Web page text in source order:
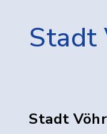
Stadt
Stadt